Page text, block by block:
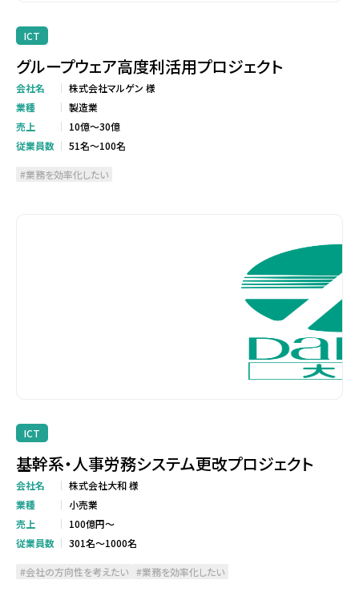
ICT
グループウェア高度利活用プロジェクト
会社名
株式会社マルゲン 様
業種
製造業
売上
10億～30億
従業員数
51名～100名
業務を効率化したい
ICT
基幹系・人事労務システム更改プロジェクト
会社名
株式会社大和 様
業種
小売業
売上
100億円～
従業員数
301名～1000名
会社の方向性を考えたい 業務を効率化したい